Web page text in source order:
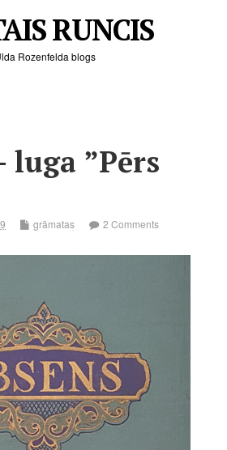
RUNCIS
Rozenfelda blogs
luga ”Pērs
grāmatas 2 Comments